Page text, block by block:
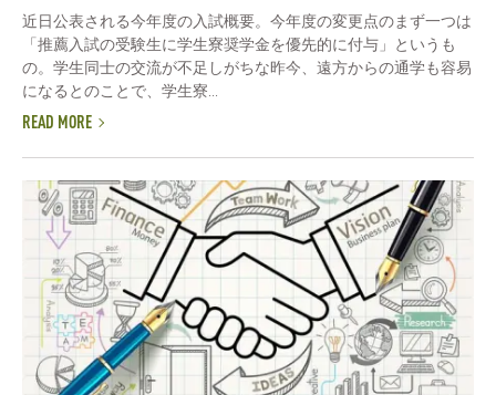
近日公表される今年度の入試概要。今年度の変更点のまず一つは
「推薦入試の受験生に学生寮奨学金を優先的に付与」というも
の。学生同士の交流が不足しがちな昨今、遠方からの通学も容易
になるとのことで、学生寮...
READ MORE